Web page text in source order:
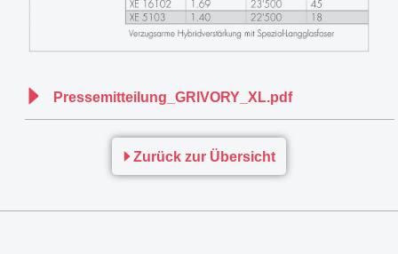
Pressemitteilung_GRIVORY_XL.pdf
Zurück zur Übersicht